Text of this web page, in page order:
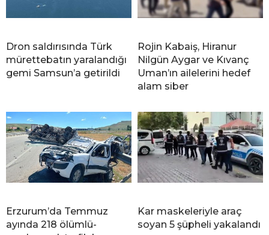
Dron saldırısında Türk
mürettebatın yaralandığı
gemi Samsun’a getirildi
Rojin Kabaiş, Hiranur
Nilgün Aygar ve Kıvanç
Uman’ın ailelerini hedef
alam siber
Erzurum’da Temmuz
ayında 218 ölümlü-
Kar maskeleriyle araç
soyan 5 şüpheli yakalandı